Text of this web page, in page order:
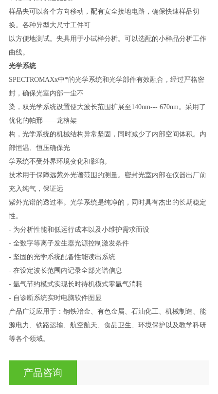
样品夹可以各个方向移动，配有安全接地电路，确保快速样品切
换。各种异型大尺寸工件可
以方便地测试。夹具用于小试样分析。可以选配的小样品分析工作
曲线。
光学系统
SPECTROMAXx中*的光学系统和光学部件有效融合，经过严格密
封，确保光室内部一尘不
染，双光学系统设置使大波长范围扩展至140nm--- 670nm。采用了
优化的帕邢——龙格架
构，光学系统的机械结构异常坚固，同时减少了内部空间体积。内
部恒温、恒压确保光
学系统不受外界环境变化和影响。
技术用于保障远紫外光谱范围的测量。密封光室内部在仪器出厂前
充入纯气，保证远
紫外光谱的透过率。光学系统是纯净的，同时具有杰出的长期稳定
性。
- 为分析性能和低运行成本以及小维护需求而设
- 全数字等离子发生器光源控制激发条件
- 坚固的光学系统配备性能读出系统
- 在设定波长范围内记录全部光谱信息
- 氩气节约模式实现长时待机模式零氩气消耗
- 自诊断系统实时电脑软件图显
产品广泛应用于：钢铁冶金、有色金属、石油化工、机械制造、能
源电力、铁路运输、航空航天、食品卫生、环境保护以及教学科研
等各个领域。
产品咨询